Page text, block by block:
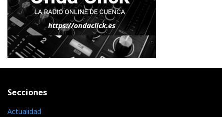
Secciones
Actualidad